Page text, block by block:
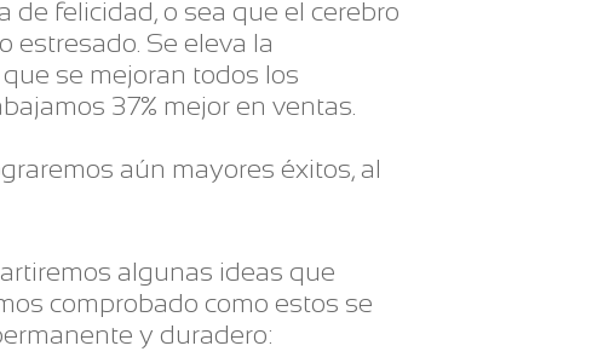
felicidad, o sea que el cerebro
estresado. Se eleva la
se mejoran todos los
37% mejor en ventas.
aún mayores éxitos, al
algunas ideas que
comprobado como estos se
y duradero: